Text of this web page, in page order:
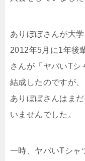
ありぼぼさんが大
2012年5月に1年後
さんが「ヤバいTシ
結成したのですが
ありぼぼさんはま
いませんでした。
一時、ヤバいTシャ